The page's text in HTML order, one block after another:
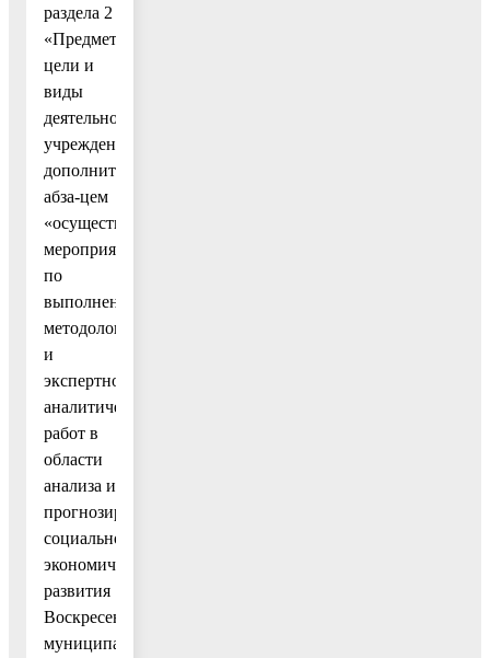
раздела 2
«Предмет,
цели и
виды
деятельности
учреждения»
дополнить
абза-цем
«осуществление
мероприятий
по
выполнению
методологических
и
экспертно-
аналитических
работ в
области
анализа и
прогнозирования
социально-
экономического
развития
Воскресенского
муниципального